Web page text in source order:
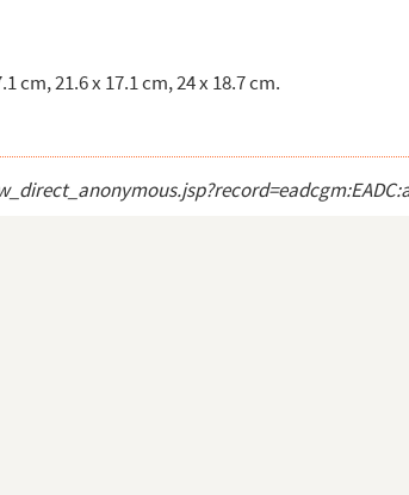
cm, 21.6 x 17.1 cm, 24 x 18.7 cm.